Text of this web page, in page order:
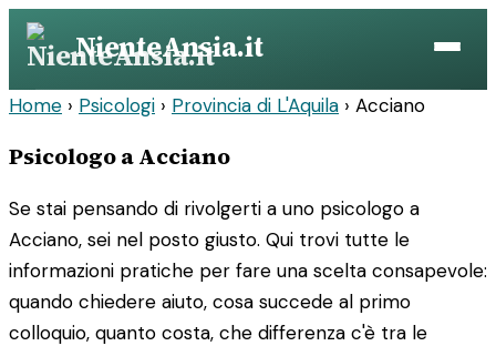
Vai
contenuto
NienteAnsia.it
Home › Psicologi › Provincia di L'Aquila › Acciano
Psicologo a Acciano
Se stai pensando di rivolgerti a uno psicologo a
Acciano, sei nel posto giusto. Qui trovi tutte le
informazioni pratiche per fare una scelta consapevole:
quando chiedere aiuto, cosa succede al primo
colloquio, quanto costa, che differenza c'è tra le